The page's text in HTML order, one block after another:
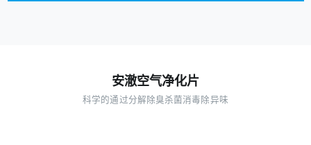
安澈空气净化片
科学的通过分解除臭杀菌消毒除异味